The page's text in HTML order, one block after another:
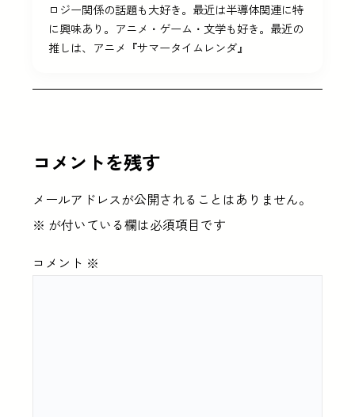
ロジー関係の話題も大好き。最近は半導体関連に特
に興味あり。アニメ・ゲーム・文学も好き。最近の
推しは、アニメ『サマータイムレンダ』
コメントを残す
メールアドレスが公開されることはありません。
※ が付いている欄は必須項目です
コメント ※